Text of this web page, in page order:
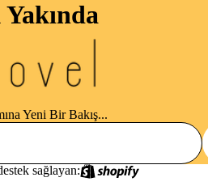
Yeni Bir Bakış...
sağlayan: